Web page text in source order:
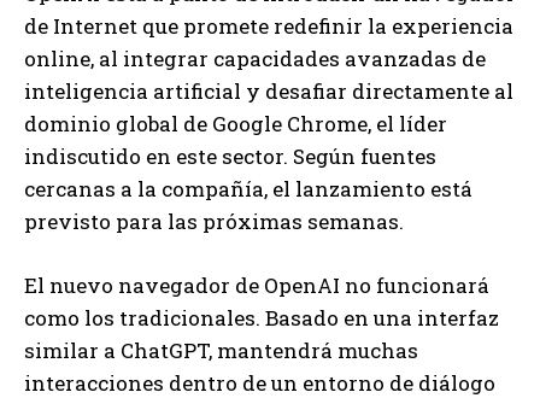
de Internet que promete redefinir la experiencia
online, al integrar capacidades avanzadas de
inteligencia artificial y desafiar directamente al
dominio global de Google Chrome, el líder
indiscutido en este sector. Según fuentes
cercanas a la compañía, el lanzamiento está
previsto para las próximas semanas.
El nuevo navegador de OpenAI no funcionará
como los tradicionales. Basado en una interfaz
similar a ChatGPT, mantendrá muchas
interacciones dentro de un entorno de diálogo